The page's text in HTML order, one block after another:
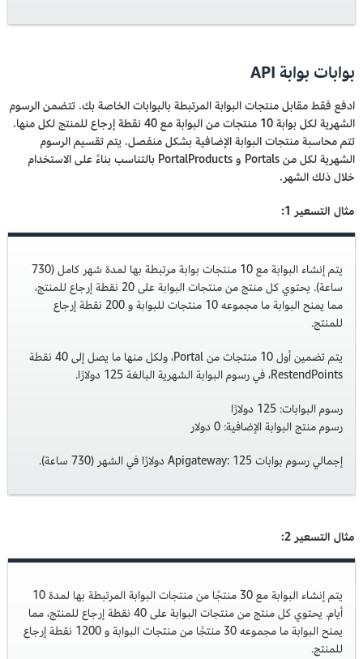
بوابات بوابة API
ادفع فقط مقابل منتجات البوابة المرتبطة بالبوابات الخاصة بك. تتضمن الرسوم
الشهرية لكل بوابة 10 منتجات من البوابة مع 40 نقطة إرجاع للمنتج لكل منها.
تتم محاسبة منتجات البوابة الإضافية بشكل منفصل. يتم تقسيم الرسوم
الشهرية لكل من Portals و PortalProducts بالتناسب بناءً على الاستخدام
خلال ذلك الشهر.
مثال التسعير 1:
يتم إنشاء البوابة مع 10 منتجات بوابة مرتبطة بها لمدة شهر كامل (730
ساعة). يحتوي كل منتج من منتجات البوابة على 20 نقطة إرجاع للمنتج،
مما يمنح البوابة ما مجموعه 10 منتجات للبوابة و 200 نقطة إرجاع
للمنتج.
يتم تضمين أول 10 منتجات من Portal، ولكل منها ما يصل إلى 40 نقطة
RestendPoints، في رسوم البوابة الشهرية البالغة 125 دولارًا.
رسوم البوابات: 125 دولارًا
رسوم منتج البوابة الإضافية: 0 دولار
إجمالي رسوم بوابات Apigateway: 125 دولارًا في الشهر (730 ساعة).
مثال التسعير 2:
يتم إنشاء البوابة مع 30 منتجًا من منتجات البوابة المرتبطة بها لمدة 10
أيام. يحتوي كل منتج من منتجات البوابة على 40 نقطة إرجاع للمنتج، مما
يمنح البوابة ما مجموعه 30 منتجًا من منتجات البوابة و 1200 نقطة إرجاع
للمنتج.